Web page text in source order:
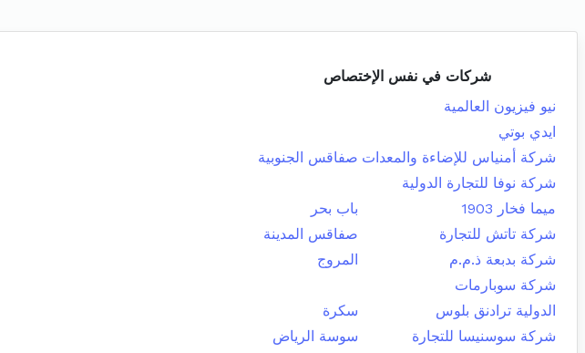
شركات في نفس الإختصاص
نيو فيزيون العالمية
ايدي بوتي
شركة أمنياس للإضاءة والمعدات صفاقس الجنوبية
شركة نوفا للتجارة الدولية
ميما فخار 1903
باب بحر
شركة تاتش للتجارة
صفاقس المدينة
شركة بدبعة ذ.م.م
المروج
شركة سوبارمات
الدولية ترادنق بلوس
سكرة
شركة سوسنيسا للتجارة
سوسة الرياض